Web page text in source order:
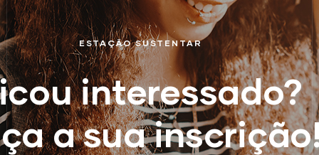
ESTAÇÃO SUSTENTAR
interessado?
a sua